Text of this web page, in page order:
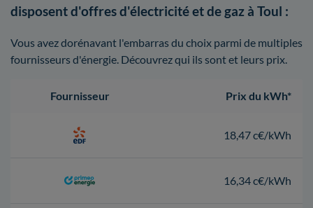
disposent d'offres d'électricité et de gaz à Toul :
Vous avez dorénavant l'embarras du choix parmi de multiples
fournisseurs d'énergie. Découvrez qui ils sont et leurs prix.
Fournisseur Prix du kWh*
18,47 c€/kWh
16,34 c€/kWh